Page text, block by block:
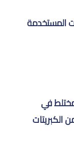
المستخدمة
في